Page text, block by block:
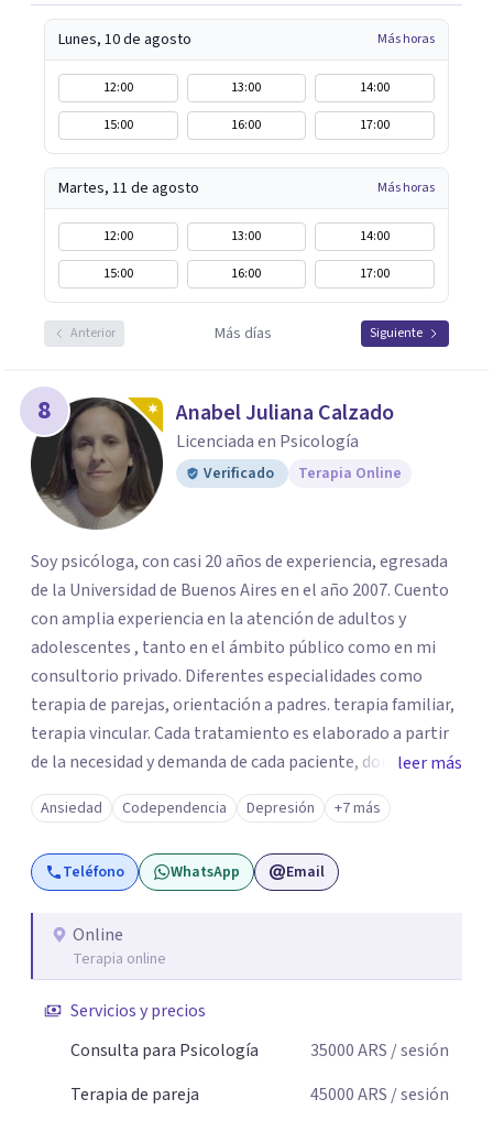
Lunes, 10 de agosto Más horas
12:00 13:00
14:00
15:00
16:00 17:00
Martes, 11 de agosto Más horas
12:00 13:00
14:00
15:00
16:00 17:00
Anterior Más días Siguiente
8 Anabel Juliana Calzado
Licenciada en Psicología
Verificado Terapia Online
Soy psicóloga, con casi 20 años de experiencia, egresada
de la Universidad de Buenos Aires en el año 2007. Cuento
con amplia experiencia en la atención de adultos y
adolescentes , tanto en el ámbito público como en mi
consultorio privado. Diferentes especialidades como
terapia de parejas, orientación a padres. terapia familiar,
terapia vincular. Cada tratamiento es elaborado a partir
de la necesidad y demanda de cada paciente, donde
ambos vamos ejercer un papel activo en la orientación de
la terapia. Para ello utilizo recursos técnicos amplios y
flexibles, adaptados al momento y problemática de cada
persona.
leer más
Ansiedad Codependencia Depresión +7 más
Teléfono WhatsApp Email
Online
Terapia online
Servicios y precios
Consulta para Psicología
35000ARS / sesión
Terapia de pareja
45000ARS / sesión